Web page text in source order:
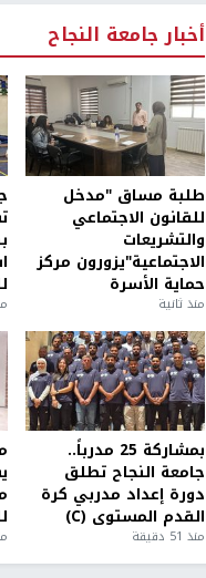
أخبار جامعة النجاح
طلبة مساق "مدخل
للقانون الاجتماعي
والتشريعات
الاجتماعية"يزورون مركز
حماية الأسرة
منذ ثانية
بمشاركة 25 مدرباً..
جامعة النجاح تطلق
دورة إعداد مدربي كرة
القدم المستوى (C)
منذ 51 دقيقة